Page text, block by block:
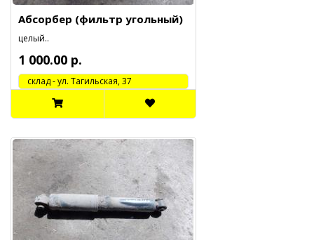
Абсорбер (фильтр угольный)
целый..
1 000.00 р.
cклад - ул. Тагильская, 37